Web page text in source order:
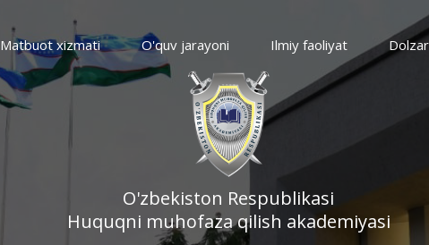
Matbuot xizmati O'quv jarayoni Ilmiy faoliyat
O'zbekiston Respublikasi
Huquqni muhofaza qilish akademiyasi